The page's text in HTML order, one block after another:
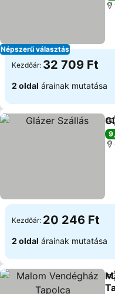
Népszerű választás
Kezdőár: 32 709 Ft
2 oldal árainak mutatása
Kezdőár: 20 246 Ft
2 oldal árainak mutatása